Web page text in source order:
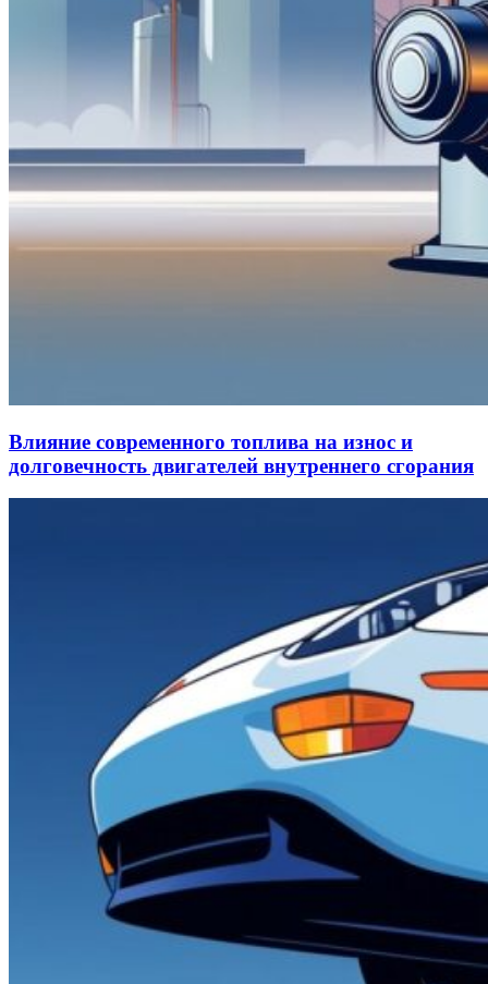
Влияние современного топлива на износ и
долговечность двигателей внутреннего сгорания